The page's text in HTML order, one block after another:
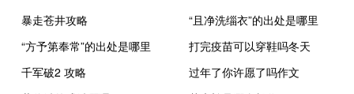
暴走苍井攻略
“且净洗缁衣”的出处是哪里
“方予第奉常”的出处是哪里
打完疫苗可以穿鞋吗冬天
千军破2 攻略
过年了你许愿了吗作文